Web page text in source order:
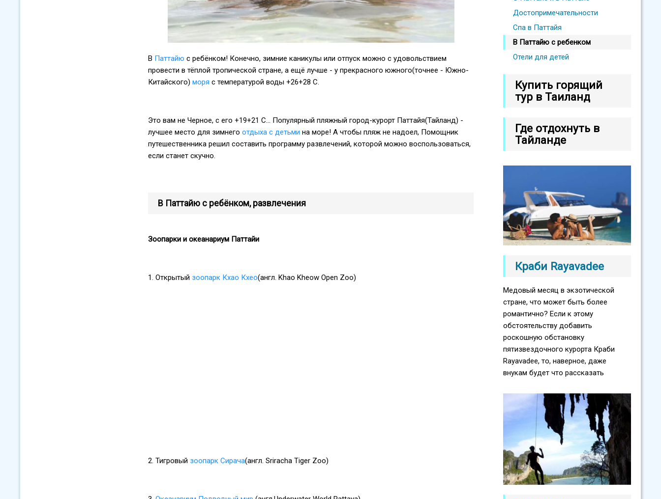
В Паттайю с ребёнком! Конечно, зимние каникулы или отпуск можно с удовольствием
провести в тёплой тропической стране, а ещё лучше - у прекрасного южного(точнее - Южно-
Китайского) моря с температурой воды +26+28 С.
Это вам не Черное, с его +19+21 С... Популярный пляжный город-курорт Паттайя(Тайланд) -
лучшее место для зимнего отдыха с детьми на море! А чтобы пляж не надоел, Помощник
путешественника решил составить программу развлечений, которой можно воспользоваться,
если станет скучно.
В Паттайю с ребёнком, развлечения
Зоопарки и океанариум Паттайи
1. Открытый зоопарк Кхао Кхео(англ. Khao Kheow Open Zoo)
2. Тигровый зоопарк Сирача(англ. Sriracha Tiger Zoo)
Достопримечательности
Спа в Паттайя
В Паттайю с ребенком
Отели для детей
Купить горящий
тур в Таиланд
Где отдохнуть в
Тайланде
Краби Rayavadee
Медовый месяц в экзотической
стране, что может быть более
романтично? Если к этому
обстоятельству добавить
роскошную обстановку
пятизвездочного курорта Краби
Rayavadee, то, наверное, даже
внукам будет что рассказать